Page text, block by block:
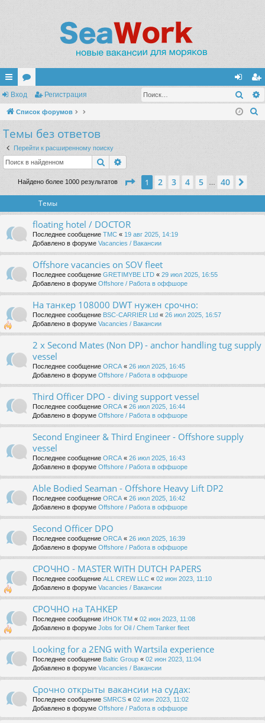
с
ы
лк
и
ор
ум
ы
хо
д
ег
ис
Вход Регистрация
Список форумов
Темы без ответов
Перейти к расширенному поиску
Поиск
Найдено более 1000 результатов Страница из 40
1 2 3 4 5 40
Темы
floating hotel / DOCTOR
Последнее сообщение TMC « 19 авг 2025, 14:19
Добавлено в форуме Vacancies / Вакансии
Offshore vacancies on SOV fleet
Последнее сообщение GRETIMYBE LTD « 29 июл 2025, 16:55
Добавлено в форуме Offshore / Работа в оффшоре
На танкер 108000 DWT нужен срочно:
Последнее сообщение BSC-CARRIER Ltd « 26 июл 2025, 16:57
Добавлено в форуме Vacancies / Вакансии
2 x Second Mates (Non DP) - anchor handling tug supply
vessel
Последнее сообщение ORCA « 26 июл 2025, 16:45
Добавлено в форуме Offshore / Работа в оффшоре
Third Officer DPO - diving support vessel
Последнее сообщение ORCA « 26 июл 2025, 16:44
Добавлено в форуме Offshore / Работа в оффшоре
Second Engineer & Third Engineer - Offshore supply
vessel
Последнее сообщение ORCA « 26 июл 2025, 16:43
Добавлено в форуме Offshore / Работа в оффшоре
Able Bodied Seaman - Offshore Heavy Lift DP2
Последнее сообщение ORCA « 26 июл 2025, 16:42
Добавлено в форуме Offshore / Работа в оффшоре
Second Officer DPO
Последнее сообщение ORCA « 26 июл 2025, 16:39
Добавлено в форуме Offshore / Работа в оффшоре
СРОЧНО - MASTER WITH DUTCH PAPERS
Последнее сообщение ALL CREW LLC « 02 июн 2023, 11:10
Добавлено в форуме Vacancies / Вакансии
СРОЧНО на ТАНКЕР
Последнее сообщение ИНОК ТМ « 02 июн 2023, 11:08
Добавлено в форуме Jobs for Oil / Chem Tanker fleet
Looking for a 2ENG with Wartsila experience
Последнее сообщение Baltic Group « 02 июн 2023, 11:04
Добавлено в форуме Vacancies / Вакансии
Срочно открыты вакансии на судах:
Последнее сообщение SMRCS « 02 июн 2023, 11:02
Добавлено в форуме Offshore / Работа в оффшоре